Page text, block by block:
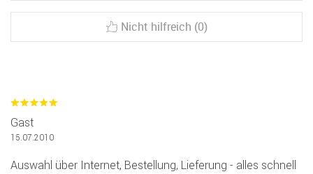
Nicht hilfreich (0)
Gast
15.07.2010
Auswahl über Internet, Bestellung, Lieferung - alles schnell